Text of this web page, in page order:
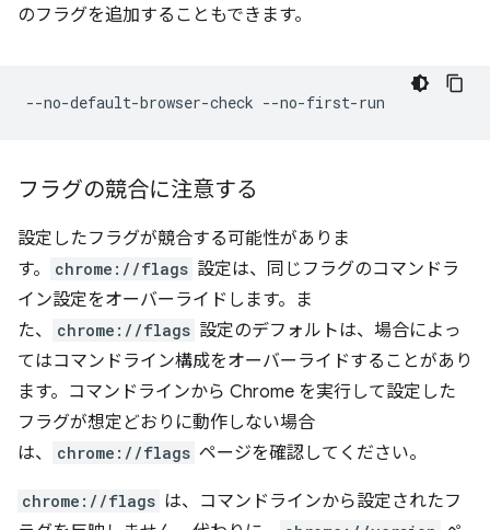
のフラグを追加することもできます。
フラグの競合に注意する
設定したフラグが競合する可能性がありま
す。
chrome://flags 設定は、同じフラグのコマンドラ
イン設定をオーバーライドします。ま
た、
chrome://flags 設定のデフォルトは、場合によっ
てはコマンドライン構成をオーバーライドすることがあり
ます。コマンドラインから Chrome を実行して設定した
フラグが想定どおりに動作しない場合
は、
chrome://flags ページを確認してください。
chrome://flags は、コマンドラインから設定されたフ